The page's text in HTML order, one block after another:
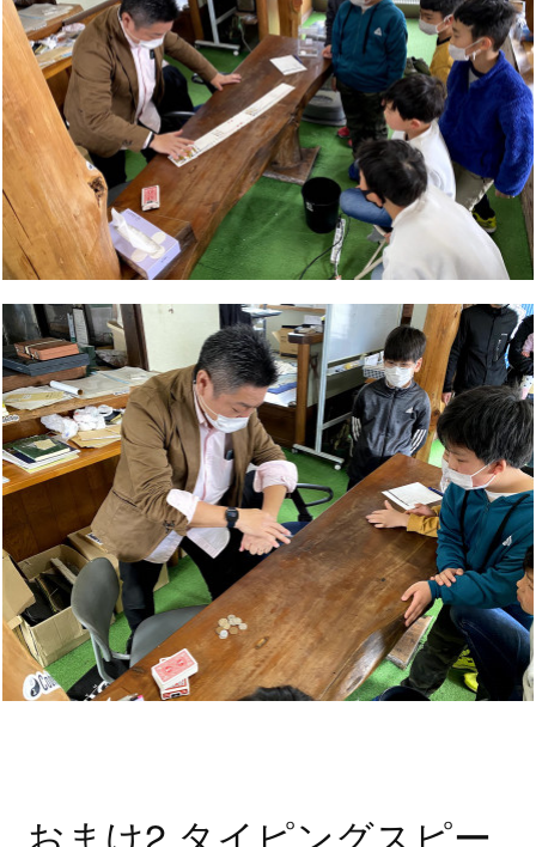
おまけ2 タイピングスピー